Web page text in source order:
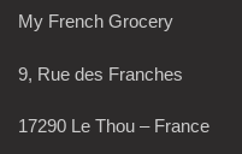
My French Grocery
9, Rue des Franches
17290 Le Thou – France